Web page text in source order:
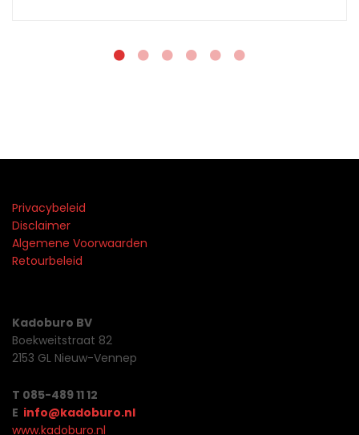
Privacybeleid
Disclaimer
Algemene Voorwaarden
Retourbeleid
Kadoburo BV
Boekweitstraat 82
2153 GL Nieuw-Vennep
T 085-489 11 12
E info@kadoburo.nl
www.kadoburo.nl